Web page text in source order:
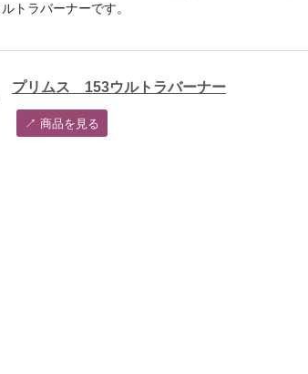
トラバーナーです。
プリムス 153ウルトラバーナー
↗︎ 商品を見る